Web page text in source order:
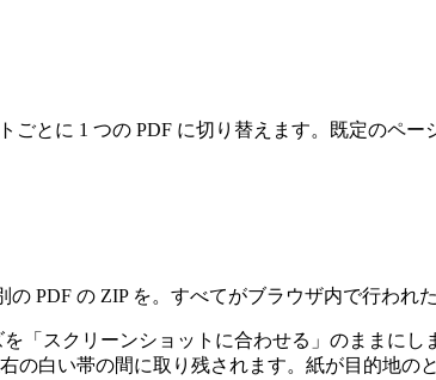
ごとに 1 つの PDF に切り替えます。既定のペ
PDF の ZIP を。すべてがブラウザ内で行われ
「スクリーンショットに合わせる」のままに
白い帯の間に取り残されます。紙が目的地の